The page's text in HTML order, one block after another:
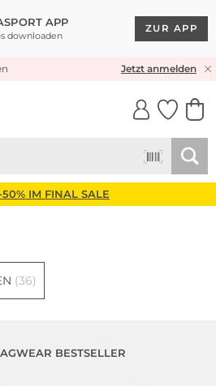
APP
downloaden
ZUR APP
RÜCKGABERECHT Jetzt anmelden
50% IM FINAL SALE
(36)
BESTSELLER